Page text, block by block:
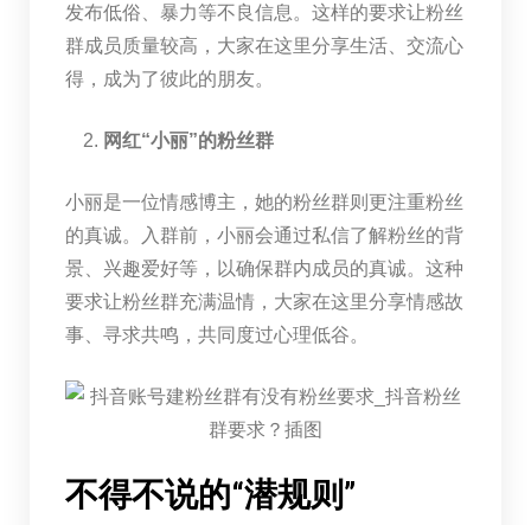
发布低俗、暴力等不良信息。这样的要求让粉丝
群成员质量较高，大家在这里分享生活、交流心
得，成为了彼此的朋友。
网红“小丽”的粉丝群
小丽是一位情感博主，她的粉丝群则更注重粉丝
的真诚。入群前，小丽会通过私信了解粉丝的背
景、兴趣爱好等，以确保群内成员的真诚。这种
要求让粉丝群充满温情，大家在这里分享情感故
事、寻求共鸣，共同度过心理低谷。
不得不说的“潜规则”